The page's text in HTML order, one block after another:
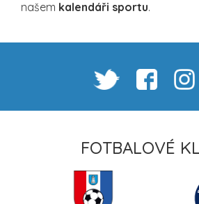
našem kalendáři sportu.
FOTBALOVÉ